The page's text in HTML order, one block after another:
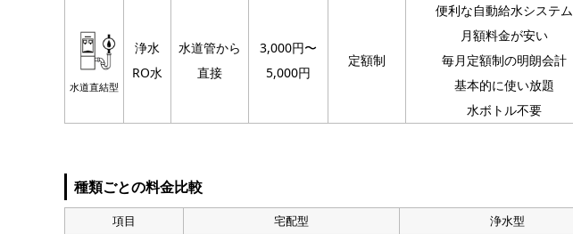
水道直結型
浄水
RO水
水道管から
直接
3,000円〜
5,000円
定額制
便利な自動給水システム
月額料金が安い
毎月定額制の明朗会計
基本的に使い放題
水ボトル不要
種類ごとの料金比較
項目 宅配型 浄水型